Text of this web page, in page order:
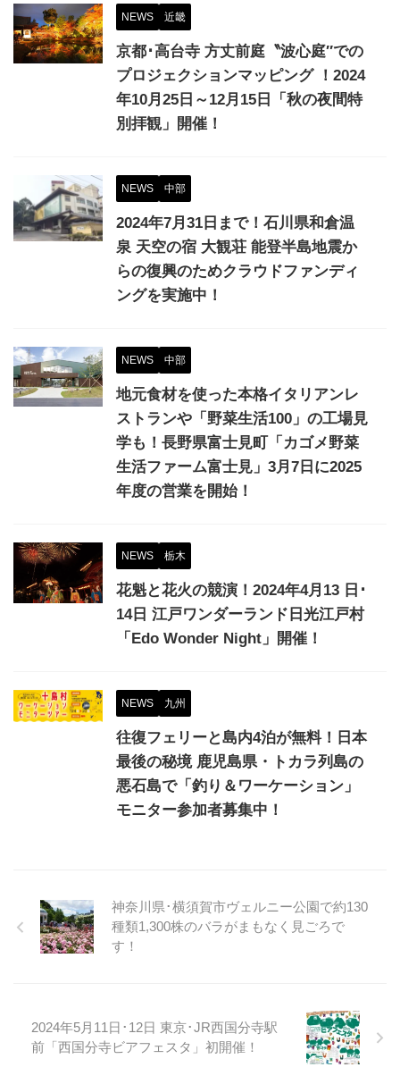
NEWS 近畿
京都･高台寺 方丈前庭〝波心庭″での
プロジェクションマッピング ！2024
年10月25日～12月15日「秋の夜間特
別拝観」開催！
NEWS 中部
2024年7月31日まで！石川県和倉温
泉 天空の宿 大観荘 能登半島地震か
らの復興のためクラウドファンディ
ングを実施中！
NEWS 中部
地元食材を使った本格イタリアンレ
ストランや「野菜生活100」の工場見
学も！長野県富士見町「カゴメ野菜
生活ファーム富士見」3月7日に2025
年度の営業を開始！
NEWS 栃木
花魁と花火の競演！2024年4月13 日･
14日 江戸ワンダーランド日光江戸村
「Edo Wonder Night」開催！
NEWS 九州
往復フェリーと島内4泊が無料！日本
最後の秘境 鹿児島県・トカラ列島の
悪石島で「釣り＆ワーケーション」
モニター参加者募集中！
神奈川県･横須賀市ヴェルニー公園で約130
種類1,300株のバラがまもなく見ごろで
す！
2024年5月11日･12日 東京･JR西国分寺駅
前「西国分寺ビアフェスタ」初開催！